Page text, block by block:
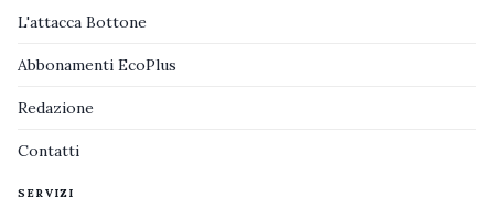
L'attacca Bottone
Abbonamenti EcoPlus
Redazione
Contatti
SERVIZI